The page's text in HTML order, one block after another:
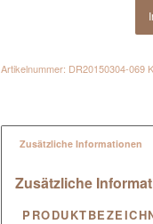
Artikelnummer: DR20150304-069
Zusätzliche Informationen
Zusätzliche